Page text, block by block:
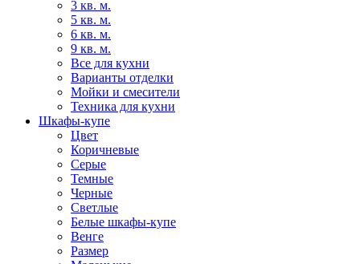
3 кв. м.
5 кв. м.
6 кв. м.
9 кв. м.
Все для кухни
Варианты отделки
Мойки и смесители
Техника для кухни
Шкафы-купе
Цвет
Коричневые
Серые
Темные
Черные
Светлые
Белые шкафы-купе
Венге
Размер